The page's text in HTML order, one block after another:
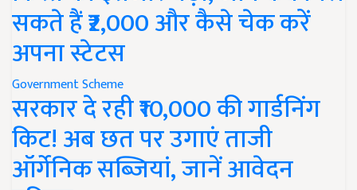
सकते हैं ₹2,000 और कैसे चेक करें
अपना स्टेटस
Government Scheme
सरकार दे रही ₹10,000 की गार्डनिंग
किट! अब छत पर उगाएं ताजी
ऑर्गेनिक सब्जियां, जानें आवेदन